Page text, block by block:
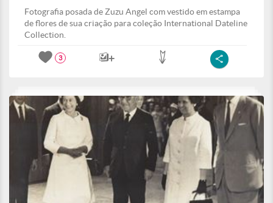
Fotografia posada de Zuzu Angel com vestido em estampa
de flores de sua criação para coleção International Dateline
Collection.
3